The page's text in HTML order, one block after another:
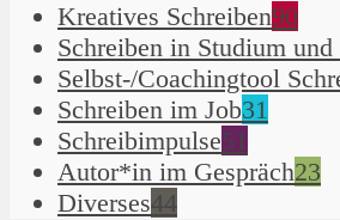
Kreatives Schreiben90
Schreiben in Studium und
Selbst-/Coachingtool
Schreiben im Job31
Schreibimpulse51
Autor*in im Gespräch23
Diverses44